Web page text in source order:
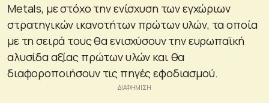
Metals, με στόχο την ενίσχυση των εγχώριων
στρατηγικών ικανοτήτων πρώτων υλών, τα οποία
με τη σειρά τους θα ενισχύσουν την ευρωπαϊκή
αλυσίδα αξίας πρώτων υλών και θα
διαφοροποιήσουν τις πηγές εφοδιασμού.